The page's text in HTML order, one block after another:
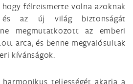
félreismerte volna azoknak
az új világ biztonságát
megmutatkozott az emberi
arca, és benne megvalósultak
kívánságok.
teljességét akarja a